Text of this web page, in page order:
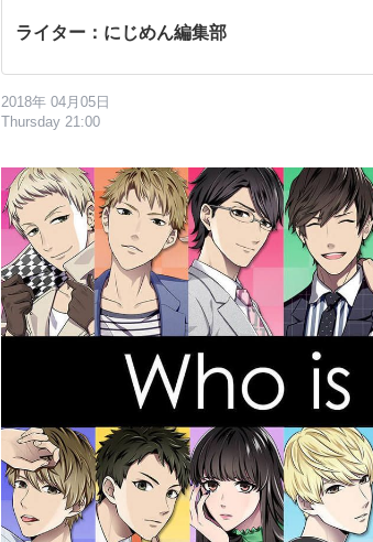
ライター：にじめん編集部
2018年 04月05日
Thursday 21:00